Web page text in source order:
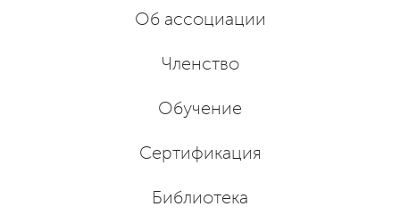
Об ассоциации
Членство
Обучение
Сертификация
Библиотека